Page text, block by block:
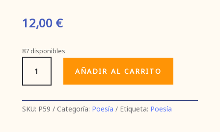
12,00 €
87 disponibles
todo
cantidad
AÑADIR AL CARRITO
SKU: P59 Categoría: Poesía Etiqueta: Poesía